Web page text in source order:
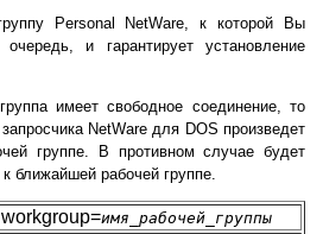
Personal NetWare, к которой Вы
и гарантирует установление
имеет свободное соединение, то
NetWare для DOS произведет
группе. В противном случае будет
ближайшей рабочей группе.
имя_рабочей_группы